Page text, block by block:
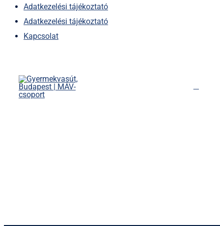
Adatkezelési tájékoztató
Adatkezelési tájékoztató
Kapcsolat